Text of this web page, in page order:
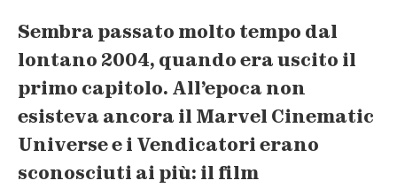
Sembra passato molto tempo dal
lontano 2004, quando era uscito il
primo capitolo. All’epoca non
esisteva ancora il Marvel Cinematic
Universe e i Vendicatori erano
sconosciuti ai più: il film